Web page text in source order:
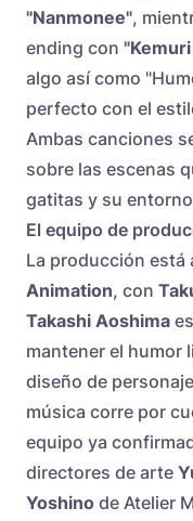
"Nanmonee",
ending con
algo así como
perfecto con el
Ambas canciones
sobre las escenas
gatitas y su
El equipo de
La producción está
Animation, con
Takashi Aoshima
mantener el humor
diseño de
música corre por
equipo ya
directores de arte
Yoshino de Atelier